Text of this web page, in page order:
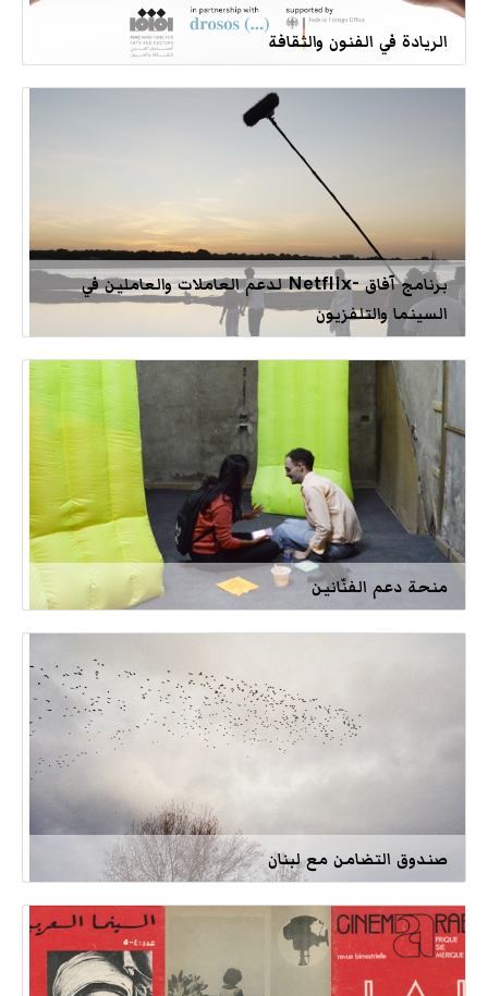
الريادة في الفنون والثقافة
برنامج آفاق -Netflix لدعم العاملات والعاملين في
السينما والتلفزيون
منحة دعم الفنّانين
صندوق التضامن مع لبنان